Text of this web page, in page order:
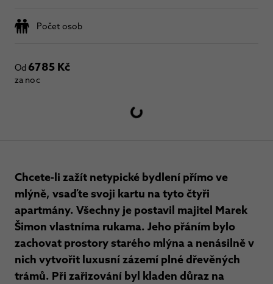
Počet osob
Od 6785 Kč
za noc
Chcete-li zažít netypické bydlení přímo ve
mlýně, vsaďte svoji kartu na tyto čtyři
apartmány. Všechny je postavil majitel Marek
Šimon vlastníma rukama. Jeho přáním bylo
zachovat prostory starého mlýna a nenásilně v
nich vytvořit luxusní zázemí plné dřevěných
trámů. Při zařizování byl kladen důraz na